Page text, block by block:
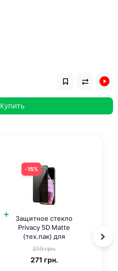
Купить
+
15%
Защитное стекло
Privacy 5D Matte
(тех.пак) для
Apple iPhone 11 /
XR (6.1 дюйма)
Черный
319 грн.
271 грн.